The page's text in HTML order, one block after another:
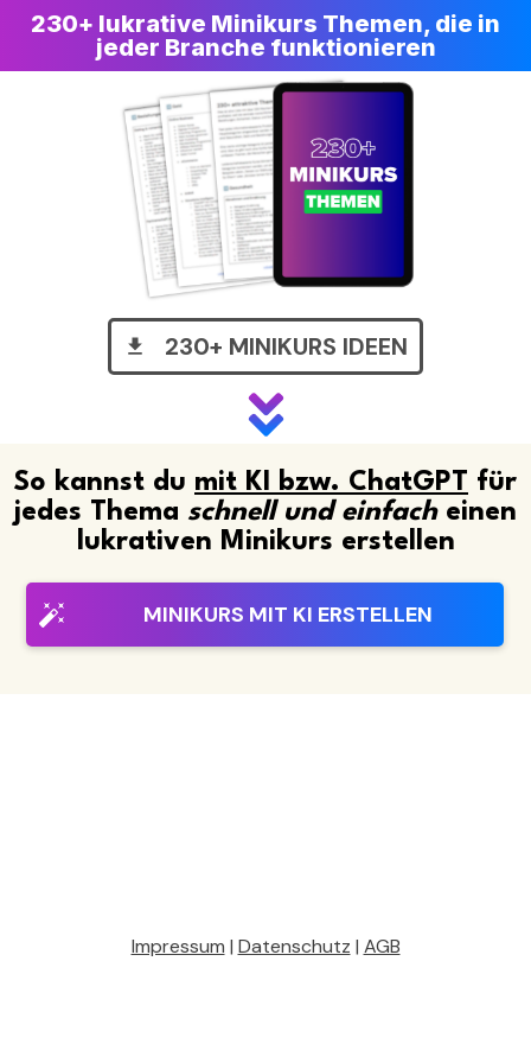
230+ lukrative Minikurs Themen, die in
jeder Branche funktionieren
230+ MINIKURS IDEEN
So kannst du mit KI bzw. ChatGPT für
jedes Thema schnell und einfacheinen
lukrativen Minikurs erstellen
MINIKURS MIT KI ERSTELLEN
Impressum | Datenschutz | AGB